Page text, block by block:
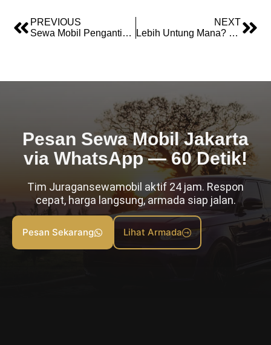
PREVIOUS
Sewa Mobil Pengantin Jakarta: Panduan Bebas Stres, Tampil Elegan di Hari H
NEXT
Lebih Untung Mana? Perbandingan Sewa Mobil Lepas Kunci vs Dengan Supir di Jakarta (Panduan Anti-Salah Pilih)
Pesan Sewa Mobil Jakarta
via WhatsApp — 60 Detik!
Tim Juragansewamobil aktif 24 jam. Respon
cepat, harga langsung, armada siap jalan.
Pesan Sekarang Lihat Armada